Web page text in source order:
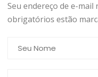
Seu endereço de e-mail
obrigatórios estão